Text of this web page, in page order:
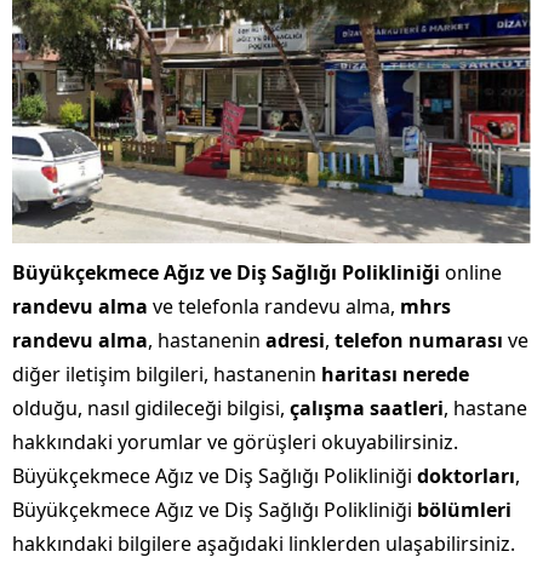
Büyükçekmece Ağız ve Diş Sağlığı Polikliniği online
randevu alma ve telefonla randevu alma, mhrs
randevu alma, hastanenin adresi, telefon numarası ve
diğer iletişim bilgileri, hastanenin haritası nerede
olduğu, nasıl gidileceği bilgisi, çalışma saatleri, hastane
hakkındaki yorumlar ve görüşleri okuyabilirsiniz.
Büyükçekmece Ağız ve Diş Sağlığı Polikliniği doktorları,
Büyükçekmece Ağız ve Diş Sağlığı Polikliniği bölümleri
hakkındaki bilgilere aşağıdaki linklerden ulaşabilirsiniz.